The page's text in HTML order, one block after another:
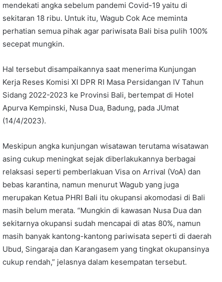
mendekati angka sebelum pandemi Covid-19 yaitu di
sekitaran 18 ribu. Untuk itu, Wagub Cok Ace meminta
perhatian semua pihak agar pariwisata Bali bisa pulih 100%
secepat mungkin.
Hal tersebut disampaikannya saat menerima Kunjungan
Kerja Reses Komisi XI DPR RI Masa Persidangan IV Tahun
Sidang 2022-2023 ke Provinsi Bali, bertempat di Hotel
Apurva Kempinski, Nusa Dua, Badung, pada JUmat
(14/4/2023).
Meskipun angka kunjungan wisatawan terutama wisatawan
asing cukup meningkat sejak diberlakukannya berbagai
relaksasi seperti pemberlakuan Visa on Arrival (VoA) dan
bebas karantina, namun menurut Wagub yang juga
merupakan Ketua PHRI Bali itu okupansi akomodasi di Bali
masih belum merata. “Mungkin di kawasan Nusa Dua dan
sekitarnya okupansi sudah mencapai di atas 80%, namun
masih banyak kantong-kantong pariwisata seperti di daerah
Ubud, Singaraja dan Karangasem yang tingkat okupansinya
cukup rendah,” jelasnya dalam kesempatan tersebut.